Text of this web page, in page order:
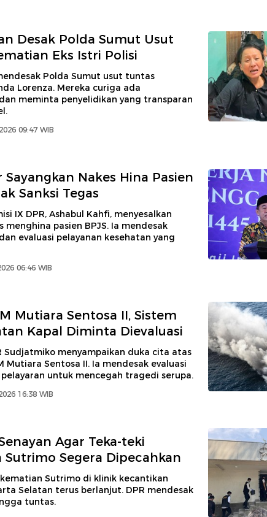
Desak Polda Sumut Usut
Eks Istri Polisi
Polda Sumut usut tuntas
Lorenza. Mereka curiga ada
meminta penyelidikan yang transparan
09:47 WIB
Sayangkan Nakes Hina Pasien
Sanksi Tegas
IX DPR, Ashabul Kahfi, menyesalkan
menghina pasien BPJS. Ia mendesak
evaluasi pelayanan kesehatan yang
06:46 WIB
Mutiara Sentosa II, Sistem
Kapal Diminta Dievaluasi
Sudjatmiko menyampaikan duka cita atas
Mutiara Sentosa II. Ia mendesak evaluasi
untuk mencegah tragedi serupa.
16:38 WIB
Agar Teka-teki
Sutrimo Segera Dipecahkan
Sutrimo di klinik kecantikan
Selatan terus berlanjut. DPR mendesak
tuntas.